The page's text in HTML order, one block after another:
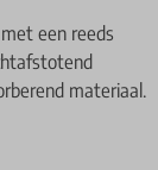
een reeds
materiaal.